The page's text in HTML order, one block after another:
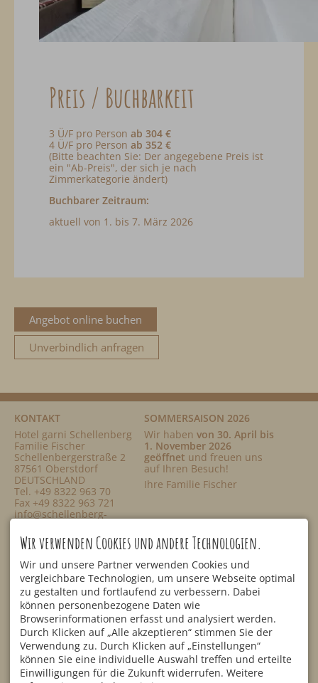
Preis / Buchbarkeit
3 Ü/F pro Person ab 304 €
4 Ü/F pro Person ab 352 €
(Bitte beachten Sie: Der angegebene Preis ist
ein "Ab-Preis", der sich je nach
Zimmerkategorie ändert)
Buchbarer Zeitraum:
aktuell von 1. bis 7. März 2026
Angebot online buchen
Unverbindlich anfragen
KONTAKT
Hotel garni Schellenberg
Familie Fischer
Schellenbergerstraße 2
87561 Oberstdorf
DEUTSCHLAND
Tel. +49 8322 963 70
Fax +49 8322 963 721
info@schellenberg-
SOMMERSAISON 2026
Wir haben von 30. April bis
1. November 2026
geöffnet und freuen uns
auf Ihren Besuch!
Ihre Familie Fischer
SERVICE
Zimmer & Suiten
Preisübersicht
Anfragen
Online-Buchung
Lage & Anfahrt
Bewertungen
Newsletter
Blog
Day Spa
NETZWERK
Alpe Huberlesschwand
Mitanand
Tourismusmarketing
Golfregion Allgäu
Vierplätzetournee
Facebook
Instagram
YouTube
Gastfreund
Wir verwenden Cookies und andere Technologien.
Wir und unsere Partner verwenden Cookies und
vergleichbare Technologien, um unsere Webseite optimal
zu gestalten und fortlaufend zu verbessern. Dabei
können personenbezogene Daten wie
Browserinformationen erfasst und analysiert werden.
Durch Klicken auf „Alle akzeptieren“ stimmen Sie der
Verwendung zu. Durch Klicken auf „Einstellungen“
können Sie eine individuelle Auswahl treffen und erteilte
Einwilligungen für die Zukunft widerrufen. Weitere